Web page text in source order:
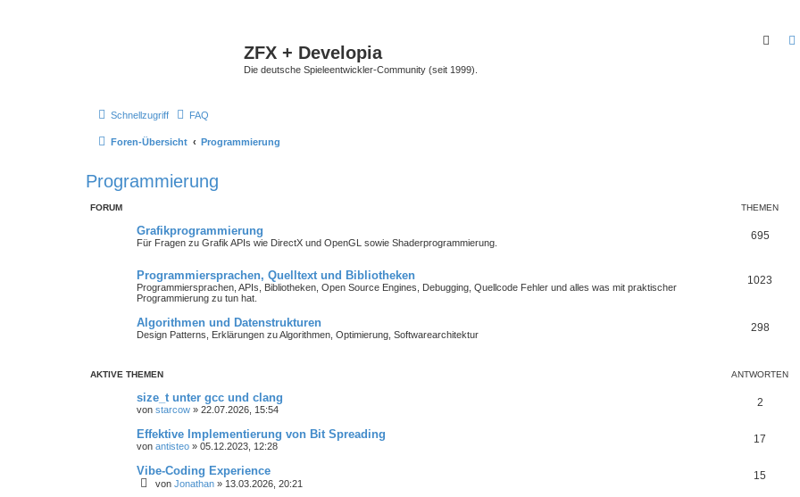
ZFX + Developia
Die deutsche Spieleentwickler-Community (seit 1999).
Suche
Schnellzugriff FAQ
Foren-Übersicht Programmierung
Programmierung
FORUM THEMEN
Grafikprogrammierung
Für Fragen zu Grafik APIs wie DirectX und OpenGL sowie Shaderprogrammierung.
695
Programmiersprachen, Quelltext und Bibliotheken
Programmiersprachen, APIs, Bibliotheken, Open Source Engines, Debugging, Quellcode Fehler und alles was mit praktischer
Programmierung zu tun hat.
1023
Algorithmen und Datenstrukturen
Design Patterns, Erklärungen zu Algorithmen, Optimierung, Softwarearchitektur
298
AKTIVE THEMEN ANTWORTEN
size_t unter gcc und clang
von starcow » 22.07.2026, 15:54
2
Effektive Implementierung von Bit Spreading
von antisteo » 05.12.2023, 12:28
17
Vibe-Coding Experience
von Jonathan » 13.03.2026, 20:21
15